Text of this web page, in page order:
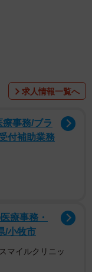
たようです。
ゃ。いったいど
た娘さんはどん
き人間さんに詳
求人情報一覧へ
事務/ブラ
付補助業務
療事務・
/小牧市
マイルクリニッ